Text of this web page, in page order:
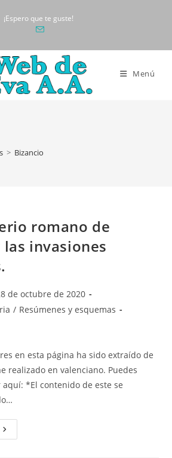
¡Espero que te guste!
Menú
> Bizancio
romano de
invasiones
de octubre de 2020
/ Resúmenes y esquemas
en esta página ha sido extraído de
realizado en valenciano. Puedes
*El contenido de este se
Fin